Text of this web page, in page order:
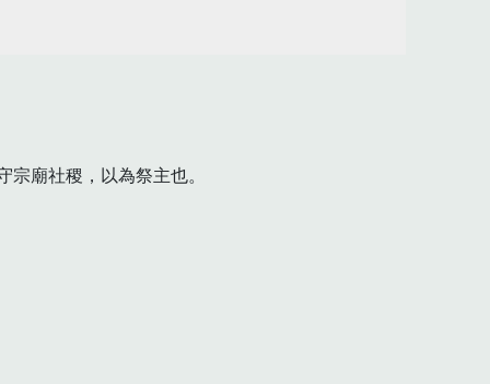
廟社稷，以為祭主也。